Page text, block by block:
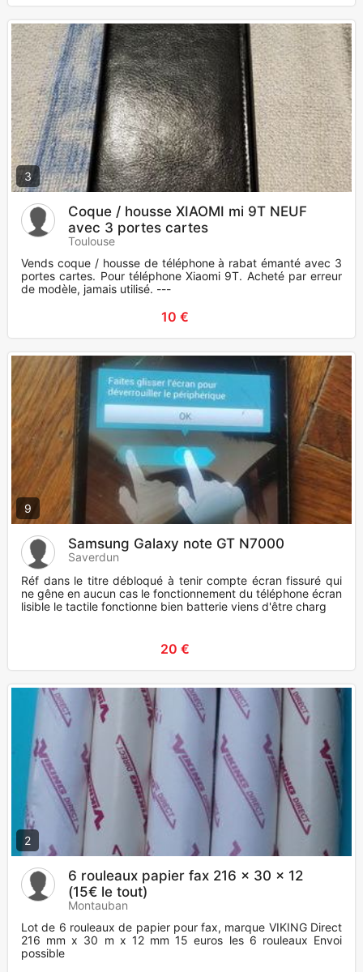
3
Coque / housse XIAOMI mi 9T NEUF
avec 3 portes cartes
Toulouse
Vends coque / housse de téléphone à rabat émanté avec 3
portes cartes. Pour téléphone Xiaomi 9T. Acheté par erreur
de modèle, jamais utilisé. ---
10 €
9
Samsung Galaxy note GT N7000
Saverdun
Réf dans le titre débloqué à tenir compte écran fissuré qui
ne gêne en aucun cas le fonctionnement du téléphone écran
lisible le tactile fonctionne bien batterie viens d'être charg
20 €
2
6 rouleaux papier fax 216 x 30 x 12
(15€ le tout)
Montauban
Lot de 6 rouleaux de papier pour fax, marque VIKING Direct
216 mm x 30 m x 12 mm 15 euros les 6 rouleaux Envoi
possible